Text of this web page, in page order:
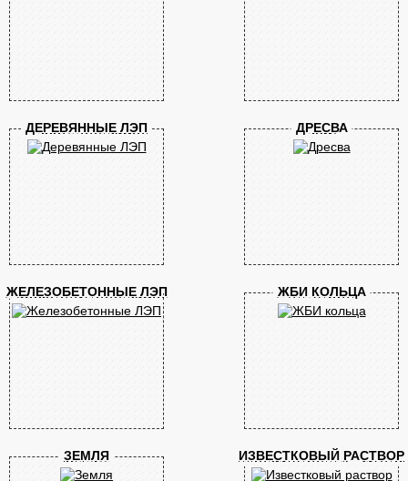
ДЕРЕВЯННЫЕ ЛЭП ДРЕСВА
ЖЕЛЕЗОБЕТОННЫЕ ЛЭП ЖБИ КОЛЬЦА
ЗЕМЛЯ ИЗВЕСТКОВЫЙ РАСТВОР